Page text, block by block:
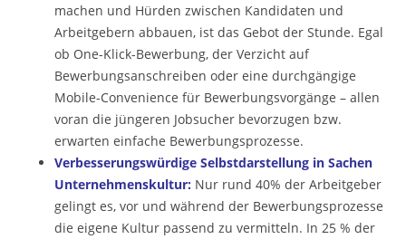
machen und Hürden zwischen Kandidaten und
Arbeitgebern abbauen, ist das Gebot der Stunde. Egal
ob One-Klick-Bewerbung, der Verzicht auf
Bewerbungsanschreiben oder eine durchgängige
Mobile-Convenience für Bewerbungsvorgänge – allen
voran die jüngeren Jobsucher bevorzugen bzw.
erwarten einfache Bewerbungsprozesse.
Verbesserungswürdige Selbstdarstellung in Sachen
Unternehmenskultur: Nur rund 40% der Arbeitgeber
gelingt es, vor und während der Bewerbungsprozesse
die eigene Kultur passend zu vermitteln. In 25 % der